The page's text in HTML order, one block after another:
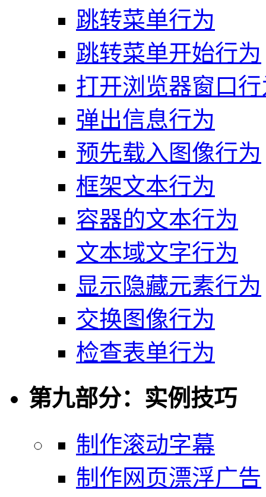
跳转菜单行为
跳转菜单开始行为
打开浏览器窗口
弹出信息行为
预先载入图像行为
框架文本行为
容器的文本行为
文本域文字行为
显示隐藏元素行为
交换图像行为
检查表单行为
第九部分：实例技巧
制作滚动字幕
制作网页漂浮广告